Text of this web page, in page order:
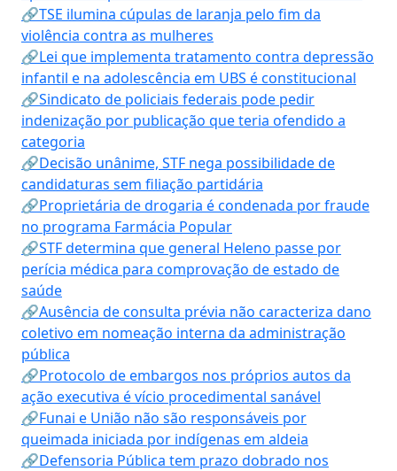
🔗TSE ilumina cúpulas de laranja pelo fim da
violência contra as mulheres
🔗Lei que implementa tratamento contra depressão
infantil e na adolescência em UBS é constitucional
🔗Sindicato de policiais federais pode pedir
indenização por publicação que teria ofendido a
categoria
🔗Decisão unânime, STF nega possibilidade de
candidaturas sem filiação partidária
🔗Proprietária de drogaria é condenada por fraude
no programa Farmácia Popular
🔗STF determina que general Heleno passe por
perícia médica para comprovação de estado de
saúde
🔗Ausência de consulta prévia não caracteriza dano
coletivo em nomeação interna da administração
pública
🔗Protocolo de embargos nos próprios autos da
ação executiva é vício procedimental sanável
🔗Funai e União não são responsáveis por
queimada iniciada por indígenas em aldeia
🔗Defensoria Pública tem prazo dobrado nos